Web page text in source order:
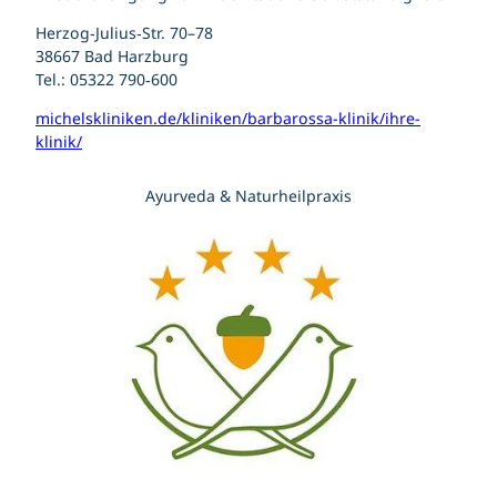
Herzog‑Julius‑Str. 70–78
38667 Bad Harzburg
Tel.: 05322 790‑600
michelskliniken.de/kliniken/barbarossa-klinik/ihre-
klinik/
Ayurveda & Naturheilpraxis